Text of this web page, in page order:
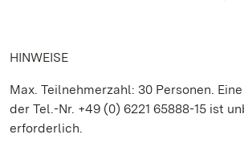
HINWEISE
Max. Teilnehmerzahl: 30 Personen.
der Tel.-Nr. +49 (0) 6221 65888-15 ist
erforderlich.